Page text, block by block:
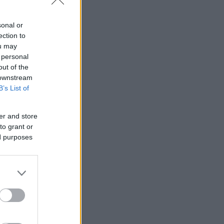
or
to
may
of the
List of
and store
grant or
purposes